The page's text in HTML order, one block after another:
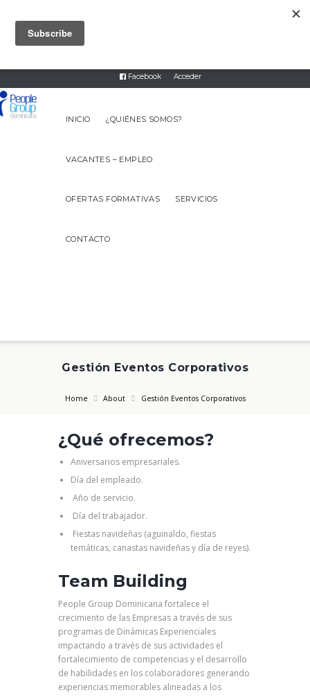
Facebook Acceder
INICIO ¿QUIÉNES SOMOS?
VACANTES – EMPLEO
OFERTAS FORMATIVAS SERVICIOS
CONTACTO
Gestión Eventos Corporativos
Home About Gestión Eventos Corporativos
¿Qué ofrecemos?
Aniversarios empresariales.
Día del empleado.
Año de servicio.
Día del trabajador.
Fiestas navideñas (aguinaldo, fiestas
temáticas, canastas navideñas y día de reyes).
Team Building
People Group Dominicana fortalece el
crecimiento de las Empresas a través de sus
programas de Dinámicas Experienciales
impactando a través de sus actividades el
fortalecimiento de competencias y el desarrollo
de habilidades en los colaboradores generando
experiencias memorables alineadas a los